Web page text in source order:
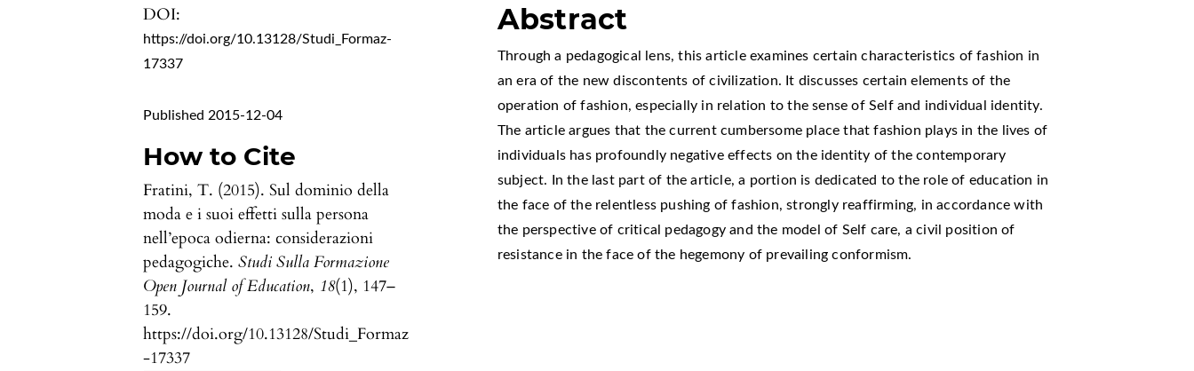
DOI:
https://doi.org/10.13128/Studi_Formaz-
17337
Published 2015-12-04
How to Cite
Fratini, T. (2015). Sul dominio della
moda e i suoi effetti sulla persona
nell’epoca odierna: considerazioni
pedagogiche.Studi Sulla Formazione
Open Journal of Education, 18(1), 147–
159.
https://doi.org/10.13128/Studi_Formaz
-17337
Abstract
Through a pedagogical lens, this article examines certain characteristics of fashion in
an era of the new discontents of civilization. It discusses certain elements of the
operation of fashion, especially in relation to the sense of Self and individual identity.
The article argues that the current cumbersome place that fashion plays in the lives of
individuals has profoundly negative effects on the identity of the contemporary
subject. In the last part of the article, a portion is dedicated to the role of education in
the face of the relentless pushing of fashion, strongly reaffirming, in accordance with
the perspective of critical pedagogy and the model of Self care, a civil position of
resistance in the face of the hegemony of prevailing conformism.